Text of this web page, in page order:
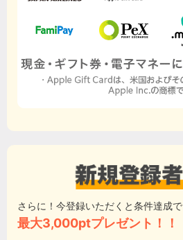
さらに！今登録いただくと条件達成で
最大3,000ptプレゼント！！